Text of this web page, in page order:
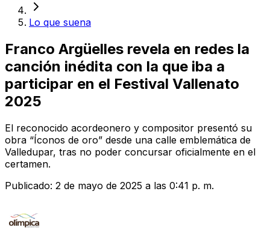
Lo que suena
Franco Argüelles revela en redes la
canción inédita con la que iba a
participar en el Festival Vallenato
2025
El reconocido acordeonero y compositor presentó su
obra “Íconos de oro” desde una calle emblemática de
Valledupar, tras no poder concursar oficialmente en el
certamen.
Publicado: 2 de mayo de 2025 a las 0:41 p. m.